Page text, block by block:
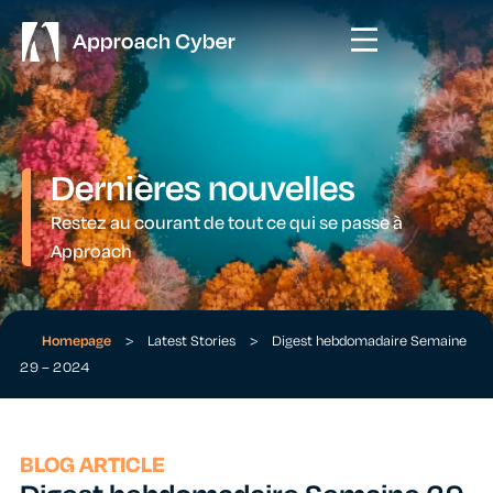
Dernières nouvelles
Restez au courant de tout ce qui se passe à
Approach
Homepage > Latest Stories >
Digest hebdomadaire Semaine
29 – 2024
BLOG ARTICLE